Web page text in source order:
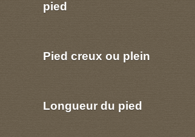
pied
Pied creux ou plein
Longueur du pied